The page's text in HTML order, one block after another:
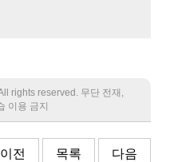
rights reserved. 무단 전재,
이용 금지
이전 목록 다음